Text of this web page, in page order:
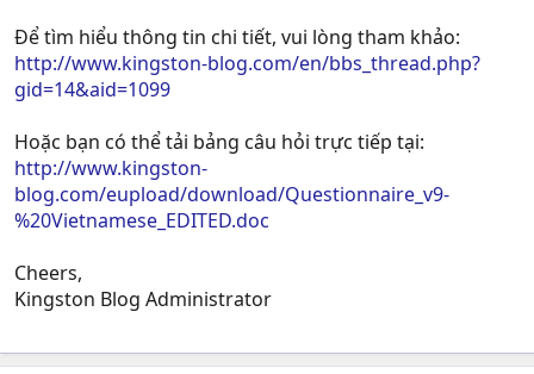
Để tìm hiểu thông tin chi tiết, vui lòng tham khảo:
http://www.kingston-blog.com/en/bbs_thread.php?
gid=14&aid=1099
Hoặc bạn có thể tải bảng câu hỏi trực tiếp tại:
http://www.kingston-
blog.com/eupload/download/Questionnaire_v9-
%20Vietnamese_EDITED.doc
Cheers,
Kingston Blog Administrator